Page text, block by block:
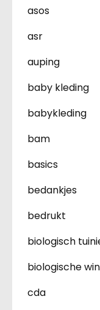
asos
asr
auping
baby kleding
babykleding
bam
basics
bedankjes
bedrukt
biologisch
biologische
cda